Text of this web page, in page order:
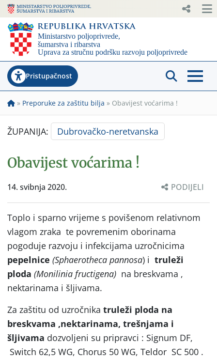
Pristupačnost
» Preporuke za zaštitu bilja » Obavijest voćarima !
ŽUPANIJA: Dubrovačko-neretvanska
Obavijest voćarima !
14. svibnja 2020. PODIJELI
Toplo i sparno vrijeme s povišenom relativnom
vlagom zraka te povremenim oborinama
pogoduje razvoju i infekcijama uzročnicima
pepelnice (Sphaerotheca pannosa) i truleži
ploda (Monilinia fructigena) na breskvama ,
nektarinama i šljivama.
Za zaštitu od uzročnika truleži ploda na
breskvama ,nektarinama, trešnjama i
šljivama dozvoljeni su pripravci : Signum DF,
Switch 62,5 WG, Chorus 50 WG, Teldor SC 500 .